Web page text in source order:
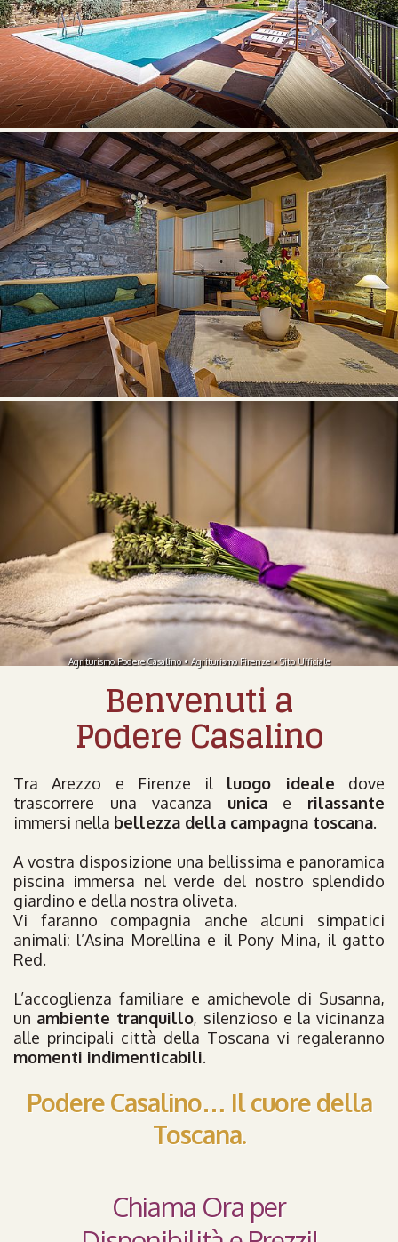
Agriturismo Podere Casalino • Agriturismo Firenze • Sito Ufficiale
Benvenuti a
Podere Casalino
Tra Arezzo e Firenze il luogo ideale dove
trascorrere una vacanza unicae rilassante
immersi nella bellezza della campagna toscana.
A vostra disposizione una bellissima e panoramica
piscina immersa nel verde del nostro splendido
giardino e della nostra oliveta.
Vi faranno compagnia anche alcuni simpatici
animali: l’Asina Morellina e il Pony Mina, il gatto
Red.
L’accoglienza familiare e amichevole di Susanna,
un ambiente tranquillo, silenzioso e la vicinanza
alle principali città della Toscana vi regaleranno
momenti indimenticabili.
Podere Casalino… Il cuore della
Toscana.
Chiama Ora per